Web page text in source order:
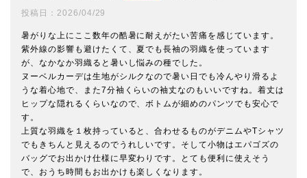
投稿日 2026/04/29
暑がりな上にここ数年の酷暑に耐えがたい苦痛を感じています。
紫外線の影響も避けたくて、夏でも長袖の羽織を使っています
が、なかなか羽織ると暑いし悩みの種でした。
ヌーベルカーデは生地がシルクなので暑い日でも冷んやり滑るよ
うな着心地で、また7分袖くらいの袖丈なのもいいですね。着丈は
ヒップな隠れるくらいなので、ボトムが細めのパンツでも安心で
す。
上質な羽織を１枚持っていると、合わせるものがデニムやTシャツ
でもきちんと見えるのでうれしいです。そして小物はエパゴズの
バッグでお出かけ仕様に早変わりです。とても便利に使えそう
で、おうち時間もお出かけも楽しくなります。